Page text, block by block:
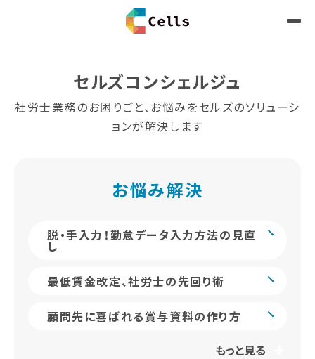
セルズコンシェルジュ
社労士業務のお困りごと、お悩みをセルズのソリューシ
ョンが解決します
お悩み解決
脱・手入力！勤怠データ入力方法の見直
し
最低賃金改定、社労士の先回り術
顧問先に喜ばれる賞与資料の作り方
もっと見る